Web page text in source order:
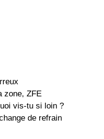
zone, ZFE
vis-tu si loin ?
de refrain